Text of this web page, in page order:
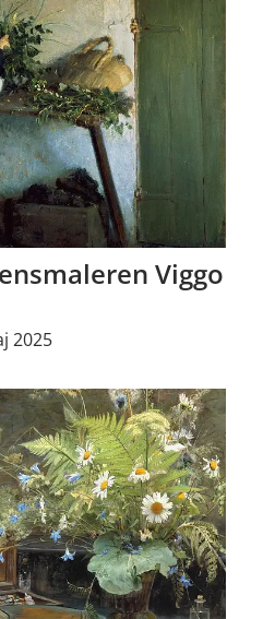
Viggo
2025